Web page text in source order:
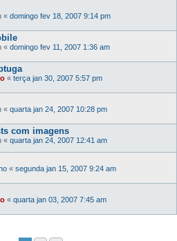
« domingo fev 18, 2007 9:14 pm
« domingo fev 11, 2007 1:36 am
« terça jan 30, 2007 5:57 pm
« quarta jan 24, 2007 10:28 pm
com imagens
« quarta jan 24, 2007 12:41 am
« segunda jan 15, 2007 9:24 am
« quarta jan 03, 2007 7:45 am